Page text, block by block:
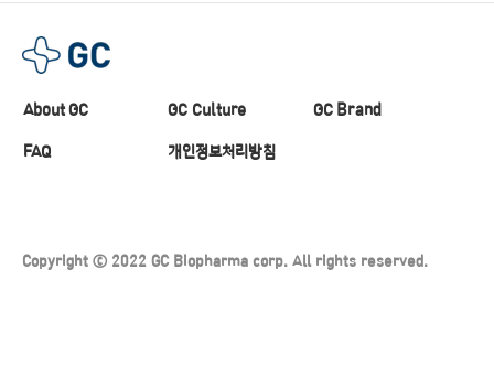
About GC GC Culture GC Brand
FAQ 개인정보처리방침
Copyright ⓒ 2022 GC Biopharma corp. All rights reserved.